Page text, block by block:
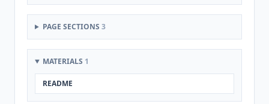
PAGE SECTIONS 3
MATERIALS 1
README